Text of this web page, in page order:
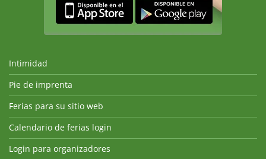
Intimidad
Pie de imprenta
Ferias para su sitio web
Calendario de ferias login
Login para organizadores